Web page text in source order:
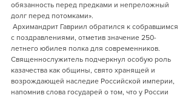
обязанность перед предками и непреложный
долг перед потомками».
Архимандрит Гавриил обратился к собравшимся
с поздравлениями, отметив значение 250-
летнего юбилея полка для современников.
Священнослужитель подчеркнул особую роль
казачества как общины, свято хранящей и
возрождающей наследие Российской империи,
напомнив слова государей о том, что у России